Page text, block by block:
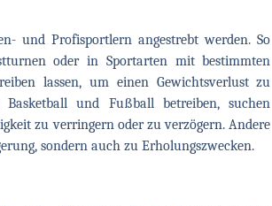
und Profisportlern angestrebt werden. So
oder in Sportarten mit bestimmten
lassen, um einen Gewichtsverlust zu
und Fußball betreiben, suchen
zu verringern oder zu verzögern. Andere
sondern auch zu Erholungszwecken.